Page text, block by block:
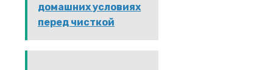
домашних условиях
перед чисткой